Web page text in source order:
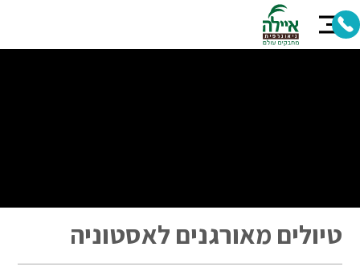
טיולים מאורגנים לאסטוניה